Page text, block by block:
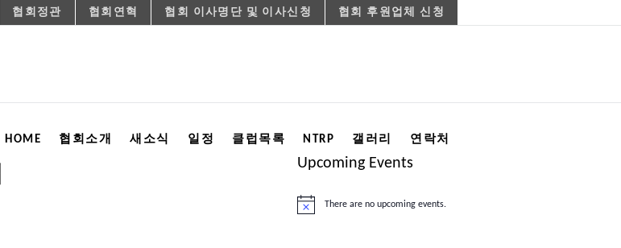
협회정관 협회연혁 협회 이사명단 및 이사신청 협회 후원업체 신청
HOME 협회소개 새소식 일정 클럽목록 NTRP 갤러리 연락처
Upcoming Events
Notice
There are no upcoming events.